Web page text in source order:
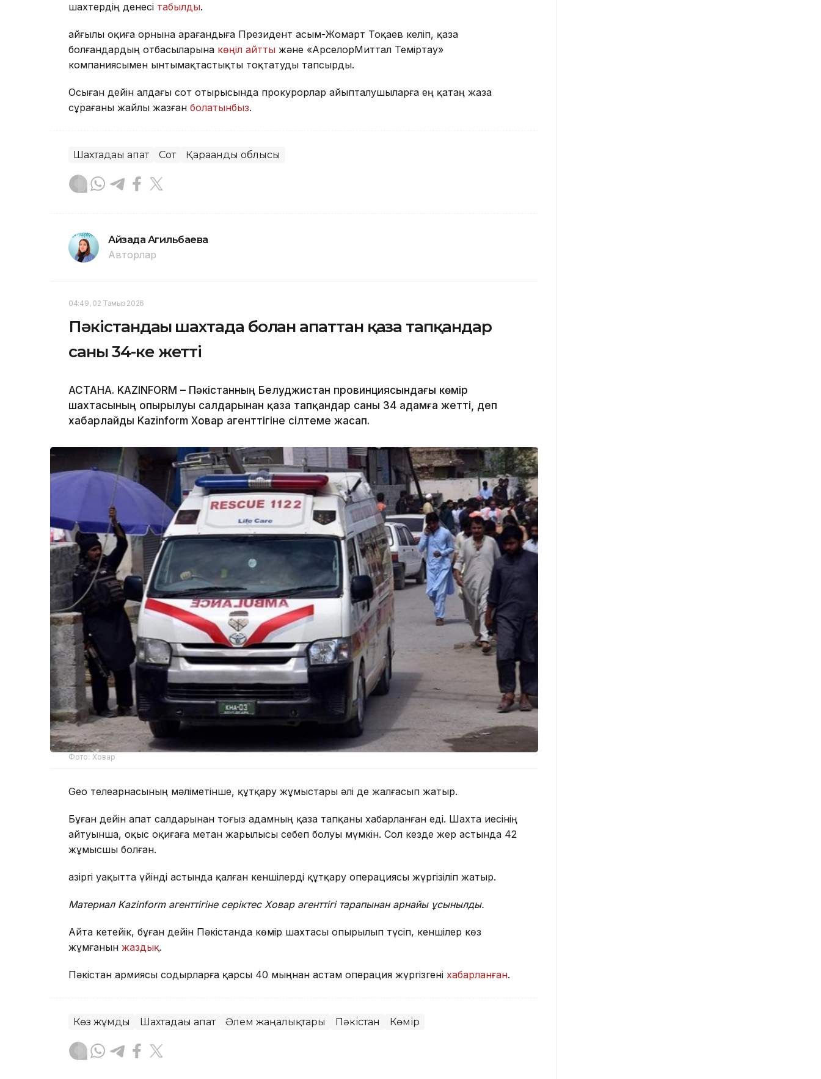
шахтердің денесі табылды.
Қайғылы оқиға орнына Қарағандыға Президент Қасым-Жомарт Тоқаев келіп, қаза
болғандардың отбасыларына көңіл айтты және «АрселорМиттал Теміртау»
компаниясымен ынтымақтастықты тоқтатуды тапсырды.
Осыған дейін алдағы сот отырысында прокурорлар айыпталушыларға ең қатаң жаза
сұрағаны жайлы жазған болатынбыз.
Шахтадағы апат Сот Қарағанды облысы
Айзада Агильбаева
Авторлар
04:49, 02 Тамыз 2026
Пәкістандағы шахтада болған апаттан қаза тапқандар
саны 34-ке жетті
АСТАНА. KAZINFORM – Пәкістанның Белуджистан провинциясындағы көмір
шахтасының опырылуы салдарынан қаза тапқандар саны 34 адамға жетті, деп
хабарлайды Kazinform Ховар агенттігіне сілтеме жасап.
Фото: Ховар
Geo телеарнасының мәліметінше, құтқару жұмыстары әлі де жалғасып жатыр.
Бұған дейін апат салдарынан тоғыз адамның қаза тапқаны хабарланған еді. Шахта иесінің
айтуынша, оқыс оқиғаға метан жарылысы себеп болуы мүмкін. Сол кезде жер астында 42
жұмысшы болған.
Қазіргі уақытта үйінді астында қалған кеншілерді құтқару операциясы жүргізіліп жатыр.
Материал Kazinform агенттігіне серіктес Ховар агенттігі тарапынан арнайы ұсынылды.
Айта кетейік, бұған дейін Пәкістанда көмір шахтасы опырылып түсіп, кеншілер көз
жұмғанын жаздық.
Пәкістан армиясы содырларға қарсы 40 мыңнан астам операция жүргізгені хабарланған.
Көз жұмды Шахтадағы апат Әлем жаңалықтары Пәкістан Көмір